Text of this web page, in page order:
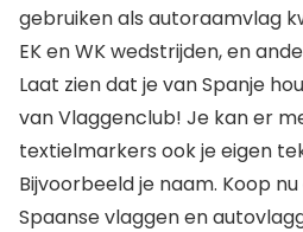
gebruiken als autoraamvlag
EK en WK wedstrijden, en
Laat zien dat je van Spanje
van Vlaggenclub! Je kan er
textielmarkers ook je eigen
Bijvoorbeeld je naam. Koop
Spaanse vlaggen en